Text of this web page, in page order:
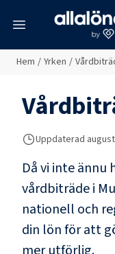
Hem / Yrken /
Uppdaterad
Då vi inte
vårdbiträdei
nationell och
din lön för att